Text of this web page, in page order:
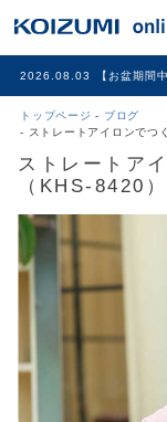
2026.08.03 【お盆期間
トップページ
ブログ
ストレートアイロンでつ
WEB限定
理美容家電
ストレートア
（KHS-8420）